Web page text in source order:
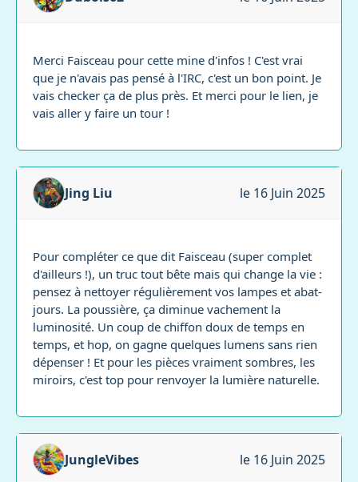
Merci Faisceau pour cette mine d'infos ! C'est vrai
que je n'avais pas pensé à l'IRC, c'est un bon point. Je
vais checker ça de plus près. Et merci pour le lien, je
vais aller y faire un tour !
Jing Liu le 16 Juin 2025
Pour compléter ce que dit Faisceau (super complet
d'ailleurs !), un truc tout bête mais qui change la vie :
pensez à nettoyer régulièrement vos lampes et abat-
jours. La poussière, ça diminue vachement la
luminosité. Un coup de chiffon doux de temps en
temps, et hop, on gagne quelques lumens sans rien
dépenser ! Et pour les pièces vraiment sombres, les
miroirs, c'est top pour renvoyer la lumière naturelle.
JungleVibes le 16 Juin 2025